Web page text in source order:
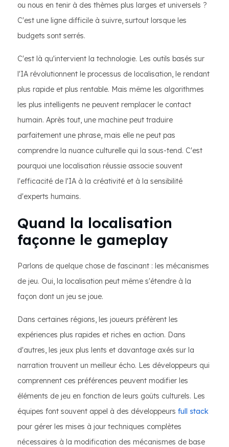
ou nous en tenir à des thèmes plus larges et universels ?
C'est une ligne difficile à suivre, surtout lorsque les
budgets sont serrés.
C'est là qu'intervient la technologie. Les outils basés sur
l'IA révolutionnent le processus de localisation, le rendant
plus rapide et plus rentable. Mais même les algorithmes
les plus intelligents ne peuvent remplacer le contact
humain. Après tout, une machine peut traduire
parfaitement une phrase, mais elle ne peut pas
comprendre la nuance culturelle qui la sous-tend. C'est
pourquoi une localisation réussie associe souvent
l'efficacité de l'IA à la créativité et à la sensibilité
d'experts humains.
Quand la localisation
façonne le gameplay
Parlons de quelque chose de fascinant : les mécanismes
de jeu. Oui, la localisation peut même s'étendre à la
façon dont un jeu se joue.
Dans certaines régions, les joueurs préfèrent les
expériences plus rapides et riches en action. Dans
d'autres, les jeux plus lents et davantage axés sur la
narration trouvent un meilleur écho. Les développeurs qui
comprennent ces préférences peuvent modifier les
éléments de jeu en fonction de leurs goûts culturels. Les
équipes font souvent appel à des développeurs full stack
pour gérer les mises à jour techniques complètes
nécessaires à la modification des mécanismes de base